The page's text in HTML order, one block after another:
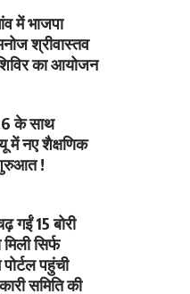
में भाजपा
श्रीवास्तव
शिविर का आयोजन
के साथ
में नए शैक्षणिक
!
गईं 15 बोरी
सिर्फ
पहुंची
समिति की